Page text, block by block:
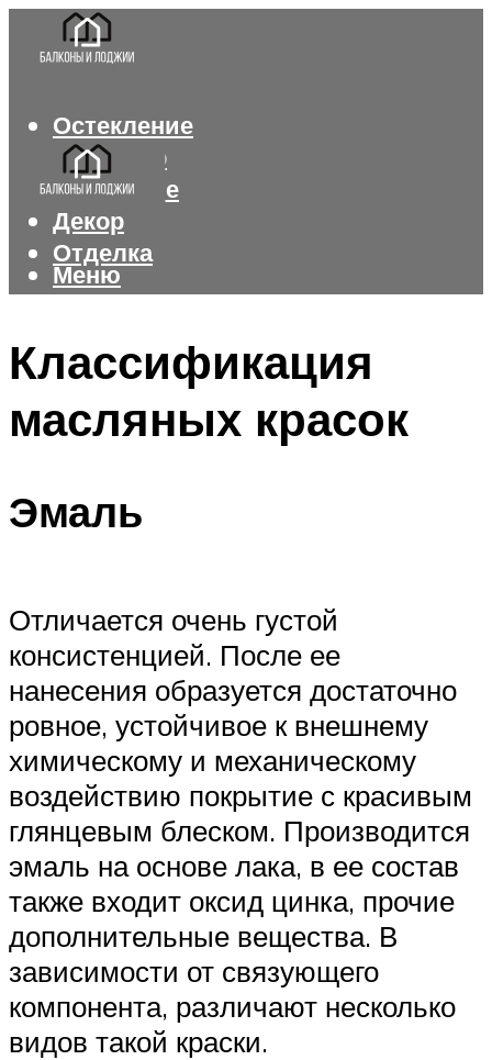
Остекление
Интерьер
Утепление
Декор
Отделка
Меню
Классификация
масляных красок
Эмаль
Отличается очень густой
консистенцией. После ее
нанесения образуется достаточно
ровное, устойчивое к внешнему
химическому и механическому
воздействию покрытие с красивым
глянцевым блеском. Производится
эмаль на основе лака, в ее состав
также входит оксид цинка, прочие
дополнительные вещества. В
зависимости от связующего
компонента, различают несколько
видов такой краски.